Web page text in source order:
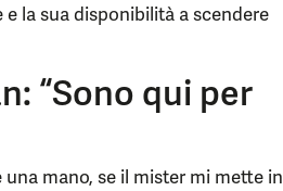
la sua disponibilità a scendere
“Sono qui per
mano, se il mister mi mette in